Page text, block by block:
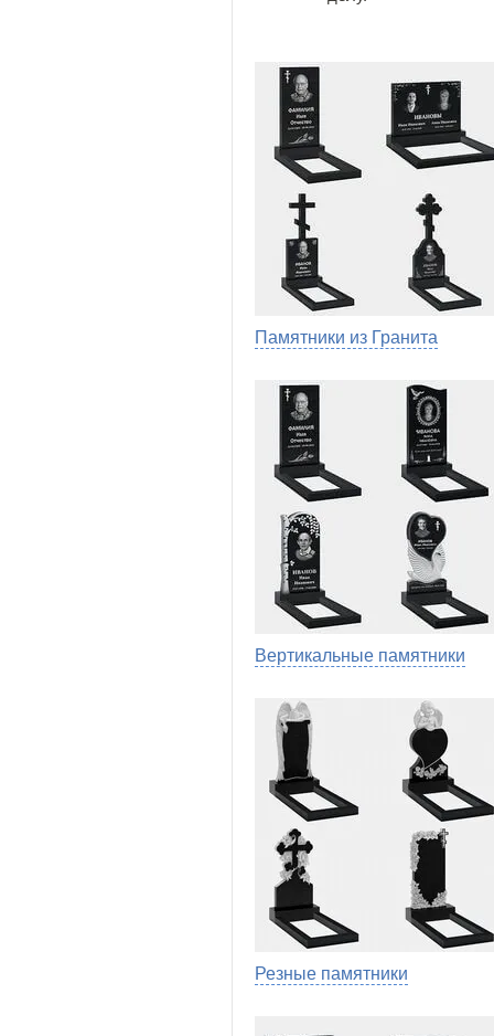
Памятники из Гранита
Вертикальные памятники
Резные памятники